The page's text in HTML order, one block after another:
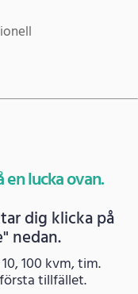
lucka ovan.
dig klicka på
nedan.
100 kvm, tim.
tillfället.